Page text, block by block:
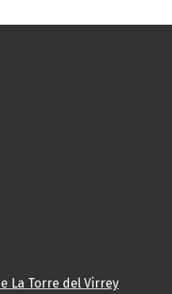
La Torre del Virrey